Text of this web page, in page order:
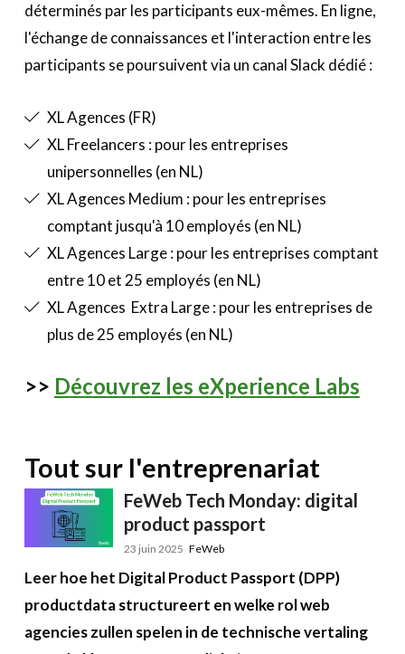
déterminés par les participants eux-mêmes. En ligne,
l'échange de connaissances et l'interaction entre les
participants se poursuivent via un canal Slack dédié :
XL Agences (FR)
XL Freelancers : pour les entreprises
unipersonnelles (en NL)
XL Agences Medium : pour les entreprises
comptant jusqu'à 10 employés (en NL)
XL Agences Large : pour les entreprises comptant
entre 10 et 25 employés (en NL)
XL Agences Extra Large : pour les entreprises de
plus de 25 employés (en NL)
>> Découvrez les eXperience Labs
Tout sur l'entreprenariat
FeWeb Tech Monday: digital
product passport
23 juin 2025 FeWeb
Leer hoe het Digital Product Passport (DPP)
productdata structureert en welke rol web
agencies zullen spelen in de technische vertaling